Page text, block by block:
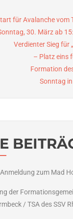
für Avalanche vom
30. März ab
Verdienter Sieg für
– Platz eins
Formation
Sonntag
zum Mad
der
/ TSA des SSV